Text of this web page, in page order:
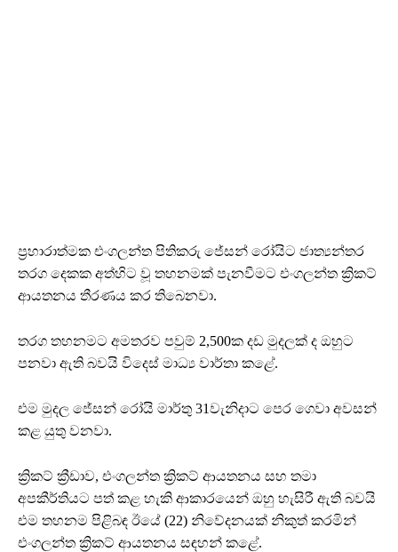
ප්‍රහාරාත්මක එංගලන්ත පිතිකරු ජේසන් රෝයිට ජාත්‍යන්තර
තරග දෙකක අත්හිට වූ තහනමක් පැනවීමට එංගලන්ත ක්‍රිකට්
ආයතනය තීරණය කර තිබෙනවා.
තරග තහනමට අමතරව පවුම් 2,500ක දඩ මුදලක් ද ඔහුට
පනවා ඇති බවයි විදෙස් මාධ්‍ය වාර්තා කළේ.
එම මුදල ජේසන් රෝයි මාර්තු 31වැනිදාට පෙර ගෙවා අවසන්
කළ යුතු වනවා.
ක්‍රිකට් ක්‍රීඩාව, එංගලන්ත ක්‍රිකට් ආයතනය සහ තමා
අපකීර්තියට පත් කළ හැකි ආකාරයෙන් ඔහු හැසිරී ඇති බවයි
එම තහනම පිළිබඳ ඊයේ (22) නිවේදනයක් නිකුත් කරමින්
එංගලන්ත ක්‍රිකට් ආයතනය සඳහන් කළේ.